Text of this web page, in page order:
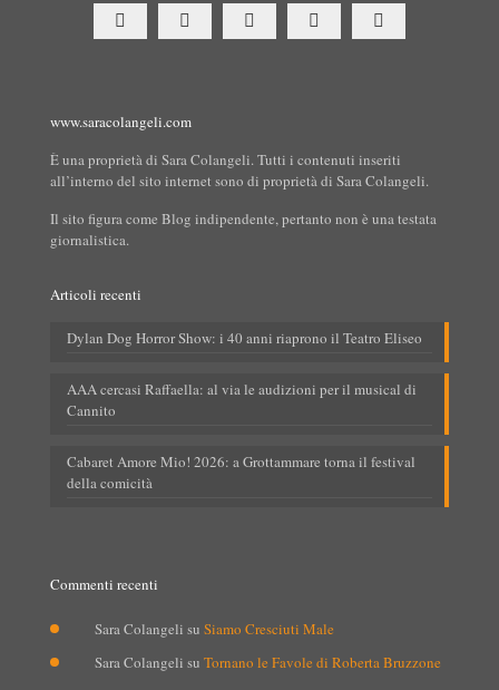
www.saracolangeli.com
È una proprietà di Sara Colangeli. Tutti i contenuti inseriti
all’interno del sito internet sono di proprietà di Sara Colangeli.
Il sito figura come Blog indipendente, pertanto non è una testata
giornalistica.
Articoli recenti
Dylan Dog Horror Show: i 40 anni riaprono il Teatro Eliseo
AAA cercasi Raffaella: al via le audizioni per il musical di
Cannito
Cabaret Amore Mio! 2026: a Grottammare torna il festival
della comicità
Commenti recenti
Sara Colangeli su Siamo Cresciuti Male
Sara Colangeli su Tornano le Favole di Roberta Bruzzone